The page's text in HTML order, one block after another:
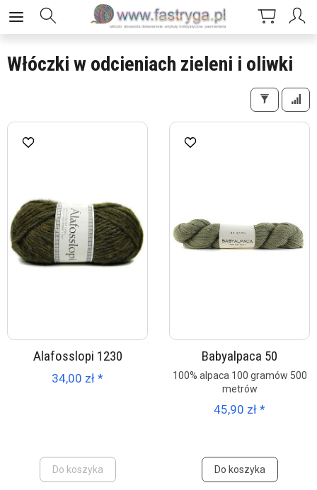
Włóczki w odcieniach zieleni i oliwki
Alafosslopi 1230
34,00 zł *
Do koszyka
Babyalpaca 50
100% alpaca 100 gramów 500
metrów
45,90 zł *
Do koszyka